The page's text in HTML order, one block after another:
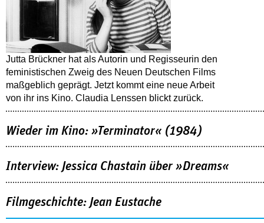
Jutta Brückner hat als Autorin und Regisseurin den
feministischen Zweig des Neuen Deutschen Films
maßgeblich geprägt. Jetzt kommt eine neue Arbeit
von ihr ins Kino. Claudia Lenssen blickt zurück.
Wieder im Kino: »Terminator« (1984)
Interview: Jessica Chastain über »Dreams«
Filmgeschichte: Jean Eustache